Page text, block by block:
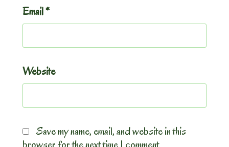
Email*
Website
Save my name, email, and website in this